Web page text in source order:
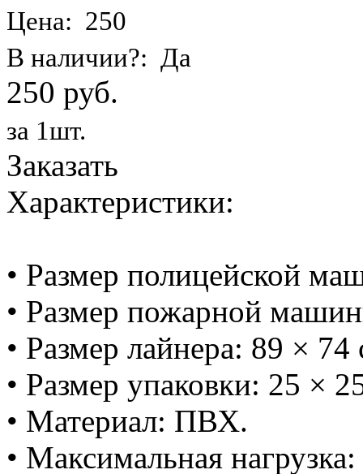
Цена: 250
В наличии?: Да
250 руб.
за 1шт.
Заказать
Характеристики:
• Размер полицейской
• Размер пожарной
• Размер лайнера: 89 × 74
• Размер упаковки: 25 ×
• Материал: ПВХ.
• Максимальная нагрузка: